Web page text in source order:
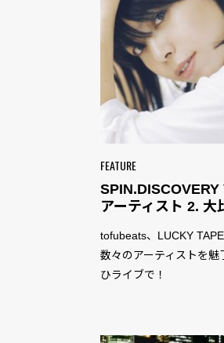
FEATURE
アーティスト 2. 大
tofubeats、LUCKY
数々のアーティストを魅
ひライブで！